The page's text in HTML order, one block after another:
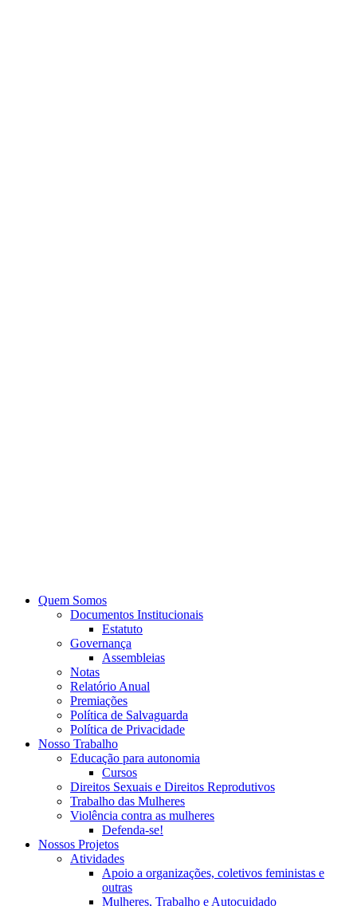
Quem Somos
Documentos Institucionais
Estatuto
Governança
Assembleias
Notas
Relatório Anual
Premiações
Política de Salvaguarda
Política de Privacidade
Nosso Trabalho
Educação para autonomia
Cursos
Direitos Sexuais e Direitos Reprodutivos
Trabalho das Mulheres
Violência contra as mulheres
Defenda-se!
Nossos Projetos
Atividades
Apoio a organizações, coletivos feministas e
outras
Mulheres, Trabalho e Autocuidado